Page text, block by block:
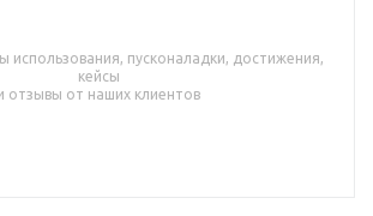
использования, пусконаладки, достижения,
кейсы
отзывы от наших клиентов